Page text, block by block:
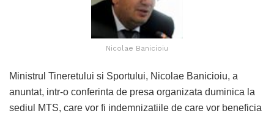
Nicolae Banicioiu
Ministrul Tineretului si Sportului, Nicolae Banicioiu, a
anuntat, intr-o conferinta de presa organizata duminica la
sediul MTS, care vor fi indemnizatiile de care vor beneficia